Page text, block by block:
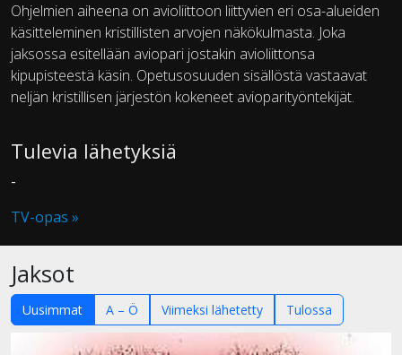
Ohjelmien aiheena on avioliittoon liittyvien eri osa-alueiden
käsitteleminen kristillisten arvojen näkökulmasta. Joka
jaksossa esitellään aviopari jostakin avioliittonsa
kipupisteestä käsin. Opetusosuuden sisällöstä vastaavat
neljän kristillisen järjestön kokeneet avioparityöntekijät.
Tulevia lähetyksiä
-
TV-opas »
Jaksot
Uusimmat A – Ö Viimeksi lähetetty Tulossa